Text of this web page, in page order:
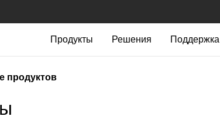
Продукты Решения Поддержка
продуктов